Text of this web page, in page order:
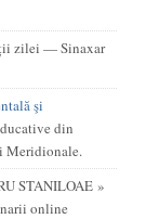
zilei — Sinaxar
şi
din
Meridionale.
online